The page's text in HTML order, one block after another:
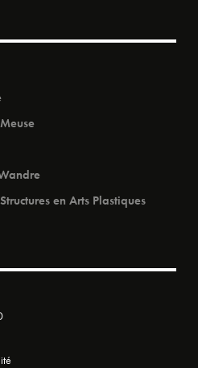
en Arts Plastiques